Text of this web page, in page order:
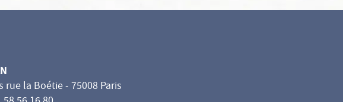
rue la Boétie - 75008 Paris